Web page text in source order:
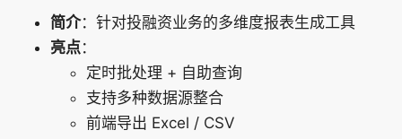
简介：针对投融资业务的多维度报表生成工具
亮点：
定时批处理 + 自助查询
支持多种数据源整合
前端导出 Excel / CSV